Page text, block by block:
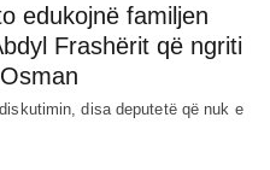
edukojnë familjen
Frashërit që ngriti
disa deputetë që nuk e